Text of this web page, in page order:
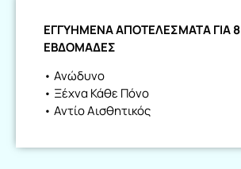
ΕΓΓΥΗΜΕΝΑ ΑΠΟΤΕΛΕΣΜΑΤΑ ΓΙΑ 8
ΕΒΔΟΜΑΔΕΣ
• Ανώδυνο
• Ξέχνα Κάθε Πόνο
• Αντίο Αισθητικός